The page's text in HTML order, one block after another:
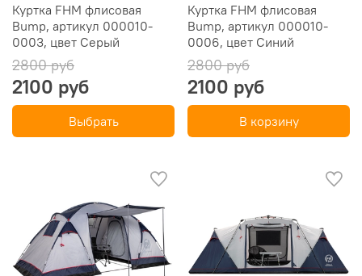
Куртка FHM флисовая
Bump, артикул 000010-
0003, цвет Серый
2800 руб
2100 руб
Выбрать
Куртка FHM флисовая
Bump, артикул 000010-
0006, цвет Синий
2800 руб
2100 руб
В корзину